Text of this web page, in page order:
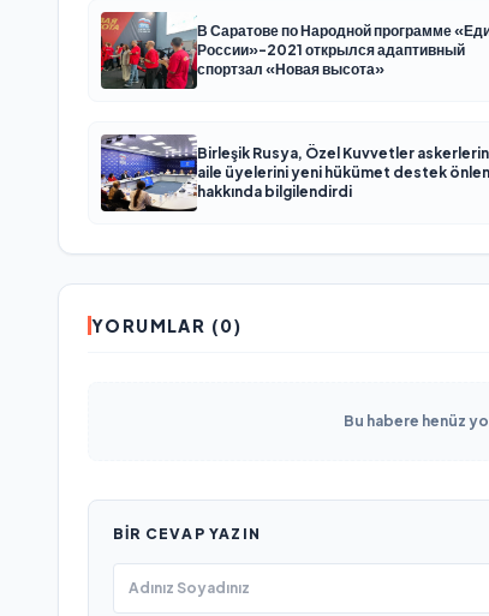
В Саратове по Народной программе
России»-2021 открылся адаптивный
спортзал «Новая высота»
Birleşik Rusya, Özel Kuvvetler
aile üyelerini yeni hükümet destek
hakkında bilgilendirdi
YORUMLAR (0)
Bu habere henüz
BIR CEVAP YAZIN